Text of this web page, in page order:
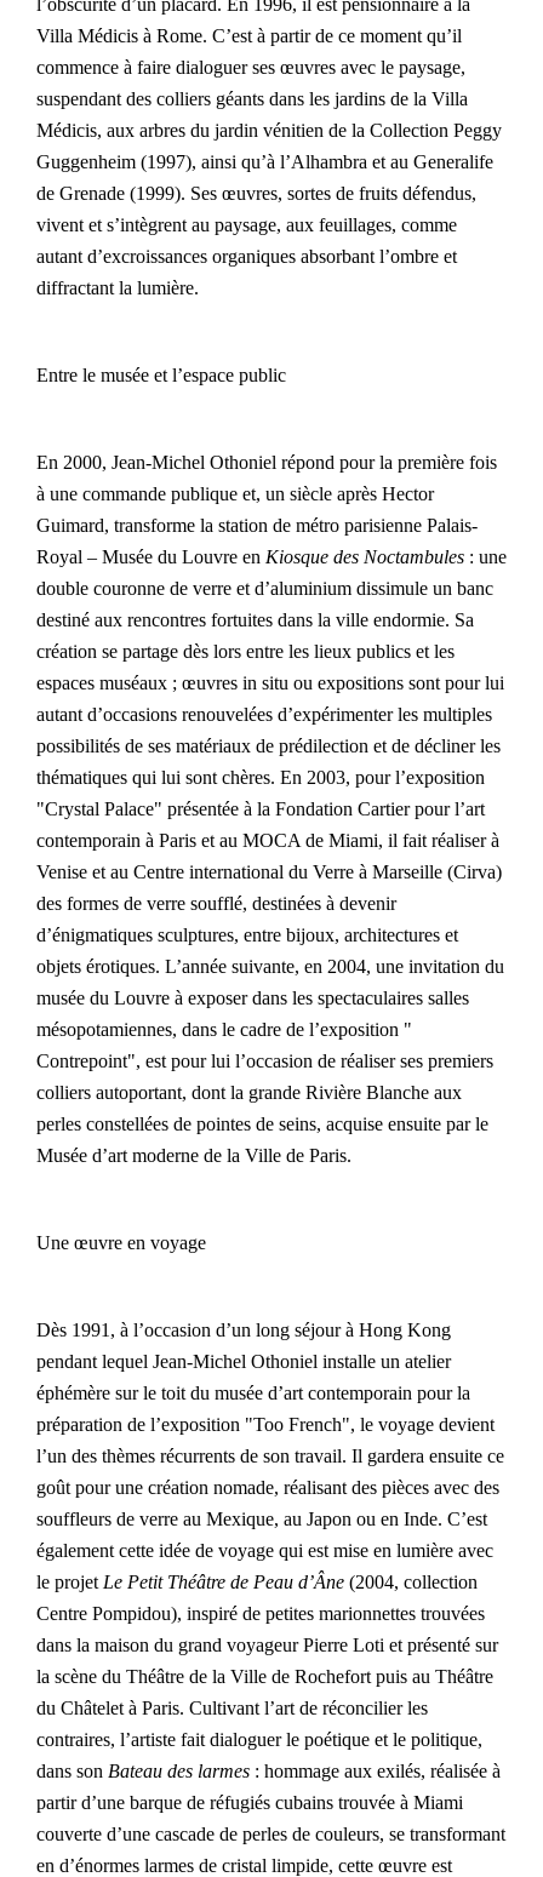
l’obscurité d’un placard. En 1996, il est pensionnaire à la
Villa Médicis à Rome. C’est à partir de ce moment qu’il
commence à faire dialoguer ses œuvres avec le paysage,
suspendant des colliers géants dans les jardins de la Villa
Médicis, aux arbres du jardin vénitien de la Collection Peggy
Guggenheim (1997), ainsi qu’à l’Alhambra et au Generalife
de Grenade (1999). Ses œuvres, sortes de fruits défendus,
vivent et s’intègrent au paysage, aux feuillages, comme
autant d’excroissances organiques absorbant l’ombre et
diffractant la lumière.
Entre le musée et l’espace public
En 2000, Jean-Michel Othoniel répond pour la première fois
à une commande publique et, un siècle après Hector
Guimard, transforme la station de métro parisienne Palais-
Royal – Musée du Louvre en Kiosque des Noctambules : une
double couronne de verre et d’aluminium dissimule un banc
destiné aux rencontres fortuites dans la ville endormie. Sa
création se partage dès lors entre les lieux publics et les
espaces muséaux ; œuvres in situ ou expositions sont pour lui
autant d’occasions renouvelées d’expérimenter les multiples
possibilités de ses matériaux de prédilection et de décliner les
thématiques qui lui sont chères. En 2003, pour l’exposition
"Crystal Palace" présentée à la Fondation Cartier pour l’art
contemporain à Paris et au MOCA de Miami, il fait réaliser à
Venise et au Centre international du Verre à Marseille (Cirva)
des formes de verre soufflé, destinées à devenir
d’énigmatiques sculptures, entre bijoux, architectures et
objets érotiques. L’année suivante, en 2004, une invitation du
musée du Louvre à exposer dans les spectaculaires salles
mésopotamiennes, dans le cadre de l’exposition "
Contrepoint", est pour lui l’occasion de réaliser ses premiers
colliers autoportant, dont la grande Rivière Blanche aux
perles constellées de pointes de seins, acquise ensuite par le
Musée d’art moderne de la Ville de Paris.
Une œuvre en voyage
Dès 1991, à l’occasion d’un long séjour à Hong Kong
pendant lequel Jean-Michel Othoniel installe un atelier
éphémère sur le toit du musée d’art contemporain pour la
préparation de l’exposition "Too French", le voyage devient
l’un des thèmes récurrents de son travail. Il gardera ensuite ce
goût pour une création nomade, réalisant des pièces avec des
souffleurs de verre au Mexique, au Japon ou en Inde. C’est
également cette idée de voyage qui est mise en lumière avec
le projet Le Petit Théâtre de Peau d’Âne (2004, collection
Centre Pompidou), inspiré de petites marionnettes trouvées
dans la maison du grand voyageur Pierre Loti et présenté sur
la scène du Théâtre de la Ville de Rochefort puis au Théâtre
du Châtelet à Paris. Cultivant l’art de réconcilier les
contraires, l’artiste fait dialoguer le poétique et le politique,
dans son Bateau des larmes : hommage aux exilés, réalisée à
partir d’une barque de réfugiés cubains trouvée à Miami
couverte d’une cascade de perles de couleurs, se transformant
en d’énormes larmes de cristal limpide, cette œuvre est